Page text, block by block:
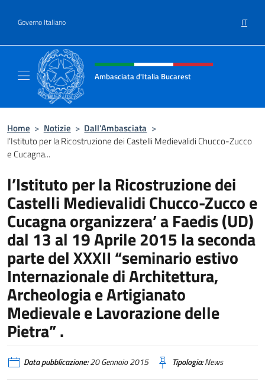
Governo Italiano IT
Intestazione sito, social e menù
Ambasciata d'Italia Bucarest
Home > Notizie > Dall’Ambasciata >
l’Istituto per la Ricostruzione dei Castelli Medievalidi Chucco-Zucco
e Cucagna...
l’Istituto per la Ricostruzione dei
Castelli Medievalidi Chucco-Zucco e
Cucagna organizzera’ a Faedis (UD)
dal 13 al 19 Aprile 2015 la seconda
parte del XXXII “seminario estivo
Internazionale di Architettura,
Archeologia e Artigianato
Medievale e Lavorazione delle
Pietra” .
Data pubblicazione:20 Gennaio 2015 Tipologia:News